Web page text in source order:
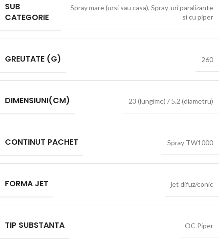
SUB
CATEGORIE
Spray mare (ursi sau casa), Spray-uri paralizante
si cu piper
GREUTATE (G) 260
DIMENSIUNI(CM) 23 (lungime) / 5.2 (diametru)
CONTINUT PACHET Spray TW1000
FORMA JET jet difuz/conic
TIP SUBSTANTA OC Piper